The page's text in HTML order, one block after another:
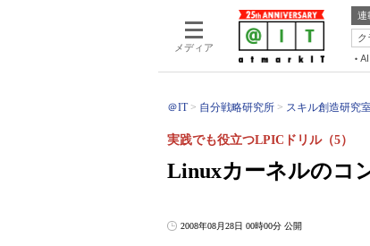
メディア
連
ク
＠IT 自分戦略研究所 スキル創造研究
Linuxカーネルのコ
実践でも役立つLPICドリル（5）
2008年08月28日 00時00分 公開